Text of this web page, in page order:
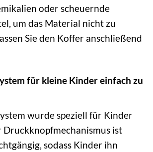
oder scheuernde
um das Material nicht zu
Sie den Koffer anschließend
für kleine Kinder einfach zu
wurde speziell für Kinder
ist
sodass Kinder ihn